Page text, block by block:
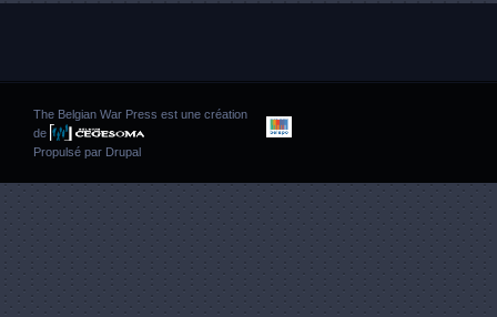
The Belgian War Press est une création
de
Propulsé par Drupal